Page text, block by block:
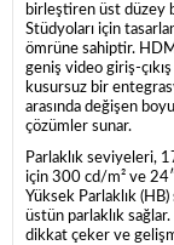
birleştiren üst düzey
Stüdyoları için
ömrüne sahiptir.
geniş video giriş-
kusursuz bir
arasında değişen
çözümler sunar.
Parlaklık seviyeleri,
için 300 cd/m² ve
Yüksek Parlaklık
üstün parlaklık
dikkat çeker ve